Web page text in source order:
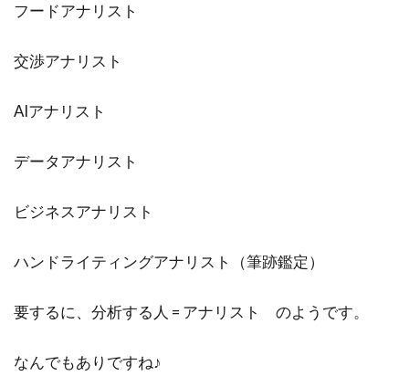
フードアナリスト
交渉アナリスト
AIアナリスト
データアナリスト
ビジネスアナリスト
ハンドライティングアナリスト（筆跡鑑定）
要するに、分析する人 = アナリスト のようです。
なんでもありですね♪